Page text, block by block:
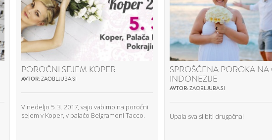
POROČNI SEJEM KOPER
AVTOR:ZAOBLJUBA.SI
V nedeljo 5. 3. 2017, vaju vabimo na poročni
sejem v Koper, v palačo Belgramoni Tacco.
SPROŠČENA POROKA NA
INDONEZIJE
AVTOR:ZAOBLJUBA.SI
Upala sva si biti drugačna!